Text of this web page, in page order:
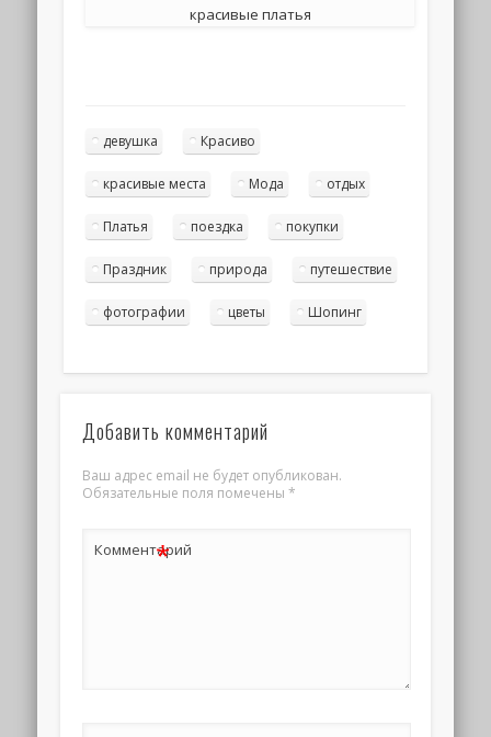
красивые платья
девушка Красиво
красивые места Мода отдых
Платья поездка покупки
Праздник природа путешествие
фотографии цветы Шопинг
Добавить комментарий
Ваш адрес email не будет опубликован.
Обязательные поля помечены *
Комментарий
*